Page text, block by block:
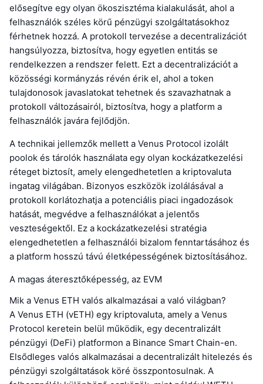
elősegítve egy olyan ökoszisztéma kialakulását, ahol a
felhasználók széles körű pénzügyi szolgáltatásokhoz
férhetnek hozzá. A protokoll tervezése a decentralizációt
hangsúlyozza, biztosítva, hogy egyetlen entitás se
rendelkezzen a rendszer felett. Ezt a decentralizációt a
közösségi kormányzás révén érik el, ahol a token
tulajdonosok javaslatokat tehetnek és szavazhatnak a
protokoll változásairól, biztosítva, hogy a platform a
felhasználók javára fejlődjön.
A technikai jellemzők mellett a Venus Protocol izolált
poolok és tárolók használata egy olyan kockázatkezelési
réteget biztosít, amely elengedhetetlen a kriptovaluta
ingatag világában. Bizonyos eszközök izolálásával a
protokoll korlátozhatja a potenciális piaci ingadozások
hatását, megvédve a felhasználókat a jelentős
veszteségektől. Ez a kockázatkezelési stratégia
elengedhetetlen a felhasználói bizalom fenntartásához és
a platform hosszú távú életképességének biztosításához.
A magas áteresztőképesség, az EVM
Mik a Venus ETH valós alkalmazásai a való világban?
A Venus ETH (vETH) egy kriptovaluta, amely a Venus
Protocol keretein belül működik, egy decentralizált
pénzügyi (DeFi) platformon a Binance Smart Chain-en.
Elsődleges valós alkalmazásai a decentralizált hitelezés és
pénzügyi szolgáltatások köré összpontosulnak. A